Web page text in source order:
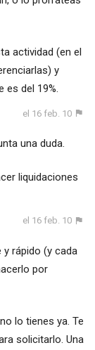
actividad (en el
y
es del 19%.
el 16 feb. 10
una duda.
liquidaciones
el 16 feb. 10
rápido (y cada
por
lo tienes ya. Te
solicitarlo. Una